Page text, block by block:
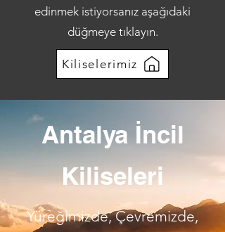
edinmek istiyorsanız aşağıdaki
düğmeye tıklayın.
Kiliselerimiz
Antalya İncil
Kiliseleri
Yüreğimizde, Çevremizde,